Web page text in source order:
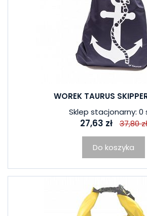
WOREK TAURUS
Sklep stacjonarny: 0
27,63 zł 37,80 zł
Do koszyka